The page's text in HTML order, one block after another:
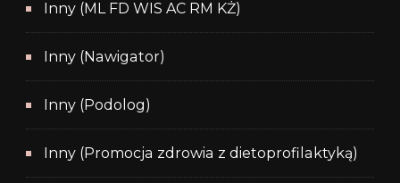
Inny (ML FD WIS AC RM KŻ)
Inny (Nawigator)
Inny (Podolog)
Inny (Promocja zdrowia z dietoprofilaktyką)